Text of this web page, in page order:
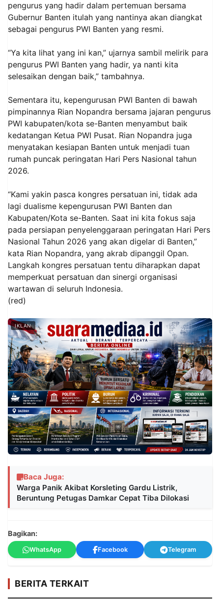
pengurus yang hadir dalam pertemuan bersama
Gubernur Banten itulah yang nantinya akan diangkat
sebagai pengurus PWI Banten yang resmi.
“Ya kita lihat yang ini kan,” ujarnya sambil melirik para
pengurus PWI Banten yang hadir, ya nanti kita
selesaikan dengan baik,” tambahnya.
Sementara itu, kepengurusan PWI Banten di bawah
pimpinannya Rian Nopandra bersama jajaran pengurus
PWI kabupaten/kota se-Banten menyambut baik
kedatangan Ketua PWI Pusat. Rian Nopandra juga
menyatakan kesiapan Banten untuk menjadi tuan
rumah puncak peringatan Hari Pers Nasional tahun
2026.
“Kami yakin pasca kongres persatuan ini, tidak ada
lagi dualisme kepengurusan PWI Banten dan
Kabupaten/Kota se-Banten. Saat ini kita fokus saja
pada persiapan penyelenggaraan peringatan Hari Pers
Nasional Tahun 2026 yang akan digelar di Banten,”
kata Rian Nopandra, yang akrab dipanggil Opan.
Langkah kongres persatuan tentu diharapkan dapat
memperkuat persatuan dan sinergi organisasi
wartawan di seluruh Indonesia.
(red)
IKLAN
Baca Juga:
Warga Panik Akibat Korsleting Gardu Listrik,
Beruntung Petugas Damkar Cepat Tiba Dilokasi
Bagikan:
WhatsApp Facebook Telegram
BERITA TERKAIT